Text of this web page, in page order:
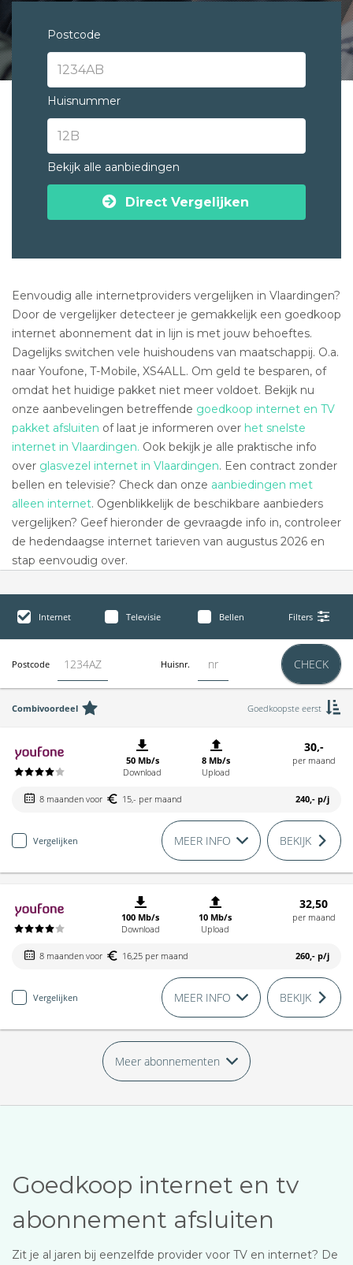
Postcode
Huisnummer
Bekijk alle aanbiedingen
Direct Vergelijken
Eenvoudig alle internetproviders vergelijken in Vlaardingen?
Door de vergelijker detecteer je gemakkelijk een goedkoop
internet abonnement dat in lijn is met jouw behoeftes.
Dagelijks switchen vele huishoudens van maatschappij. O.a.
naar Youfone, T-Mobile, XS4ALL. Om geld te besparen, of
omdat het huidige pakket niet meer voldoet. Bekijk nu
onze aanbevelingen betreffende goedkoop internet en TV
pakket afsluiten of laat je informeren over het snelste
internet in Vlaardingen. Ook bekijk je alle praktische info
over glasvezel internet in Vlaardingen. Een contract zonder
bellen en televisie? Check dan onze aanbiedingen met
alleen internet. Ogenblikkelijk de beschikbare aanbieders
vergelijken? Geef hieronder de gevraagde info in, controleer
de hedendaagse internet tarieven van augustus 2026 en
stap eenvoudig over.
Internet Televisie Bellen Filters
Postcode Huisnr. CHECK
Combivoordeel Goedkoopste eerst
50 Mb/s
Download
8 Mb/s
Upload
30,-
per maand
8 maanden voor 15,- per maand 240,- p/j
Vergelijken MEER INFO BEKIJK
100 Mb/s
Download
10 Mb/s
Upload
32,50
per maand
8 maanden voor 16,25 per maand 260,- p/j
Vergelijken MEER INFO BEKIJK
Meer abonnementen
Goedkoop internet en tv
abonnement afsluiten
Zit je al jaren bij eenzelfde provider voor TV en internet? De